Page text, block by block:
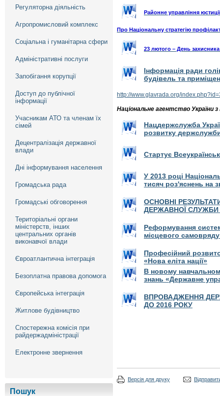
Регуляторна діяльність
Агропромисловий комплекс
Соціальна і гуманітарна сфери
Адміністративні послуги
Запобігання корупції
Доступ до публічної
інформації
Учасникам АТО та членам їх
сімей
Децентралізація державної
влади
Дні інформування населення
Громадська рада
Громадські обговорення
Територіальні органи
міністерств, інших
центральних органів
виконавчої влади
Євроатлантична інтеграція
Безоплатна правова допомога
Європейська інтеграція
Житлове будівництво
Спостережна комісія при
райдержадміністрації
Електронне звернення
Пошук
Районне управління
Про Національну стратегію
23 лютого – День захисника
Інформація ради
будівель та
http://www.glavrada.org/
Національне агентство України
Нацдержслужба
розвитку
Стартує
У 2013 році
тисяч роз'яснень на
ОСНОВНІ
ДЕРЖАВНОЇ СЛУЖБИ
Реформування
місцевого
Професійний
«Нова еліта нації»
В новому
знань «Державне
ВПРОВАДЖЕННЯ
ДО 2016 РОКУ
Версія для друку